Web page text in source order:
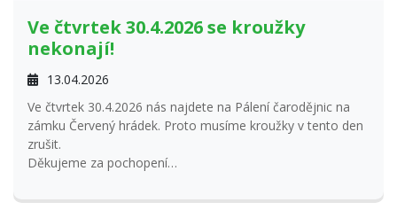
Ve čtvrtek 30.4.2026 se kroužky
nekonají!
13.04.2026
Ve čtvrtek 30.4.2026 nás najdete na Pálení čarodějnic na
zámku Červený hrádek. Proto musíme kroužky v tento den
zrušit.
Děkujeme za pochopení